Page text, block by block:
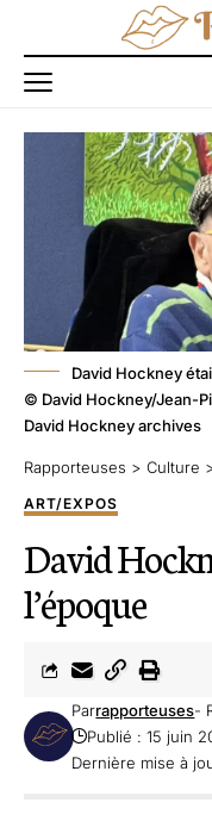
David Hockney
© David Hockney/Jean-
David Hockney archives
Rapporteuses > Culture
ART/EXPOS
David
l’époque
Dernière mise à
Parrapporteuses-
Publié : 15 juin